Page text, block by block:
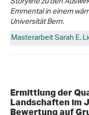
Emmental in einem
Universität Bern.
Masterarbeit Sarah E.
Ermittlung der
Landschaften im
Bewertung auf